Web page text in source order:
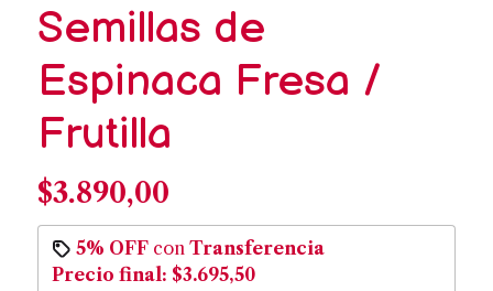
Semillas de
Espinaca Fresa /
Frutilla
$3.890,00
5% OFFcon Transferencia
Precio final: $3.695,50